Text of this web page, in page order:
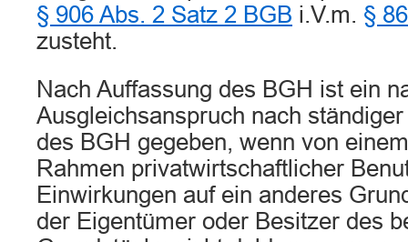
§ 906 Abs. 2 Satz 2 BGB i.V.m. §
zusteht.
Nach Auffassung des BGH ist ein
Ausgleichsanspruch nach
des BGH gegeben, wenn von
Rahmen privatwirtschaftlicher
Einwirkungen auf ein anderes
der Eigentümer oder Besitzer des